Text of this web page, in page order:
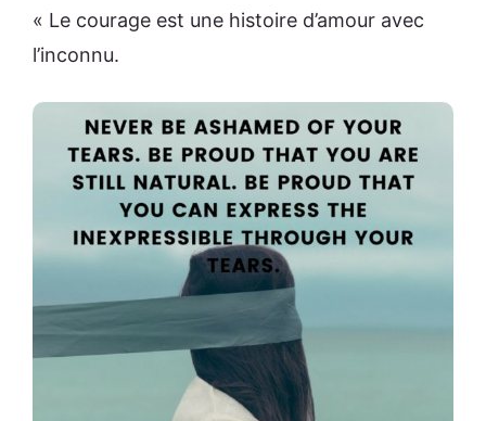
« Le courage est une histoire d’amour avec
l’inconnu.